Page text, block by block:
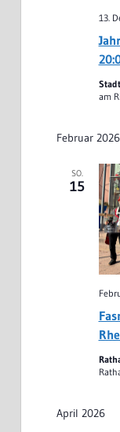
13.
am
Februar 2026
SO.
15
April 2026